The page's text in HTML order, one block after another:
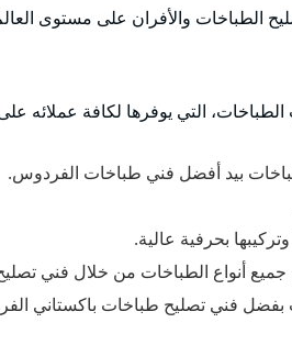
الطباخات والأفران على مستوى
التي يوفرها لكافة عملائه على
بيد أفضل فني طباخات الفردوس.
بحرفية عالية.
جميع أنواع الطباخات من خلال فني
فني تصليح طباخات باكستاني